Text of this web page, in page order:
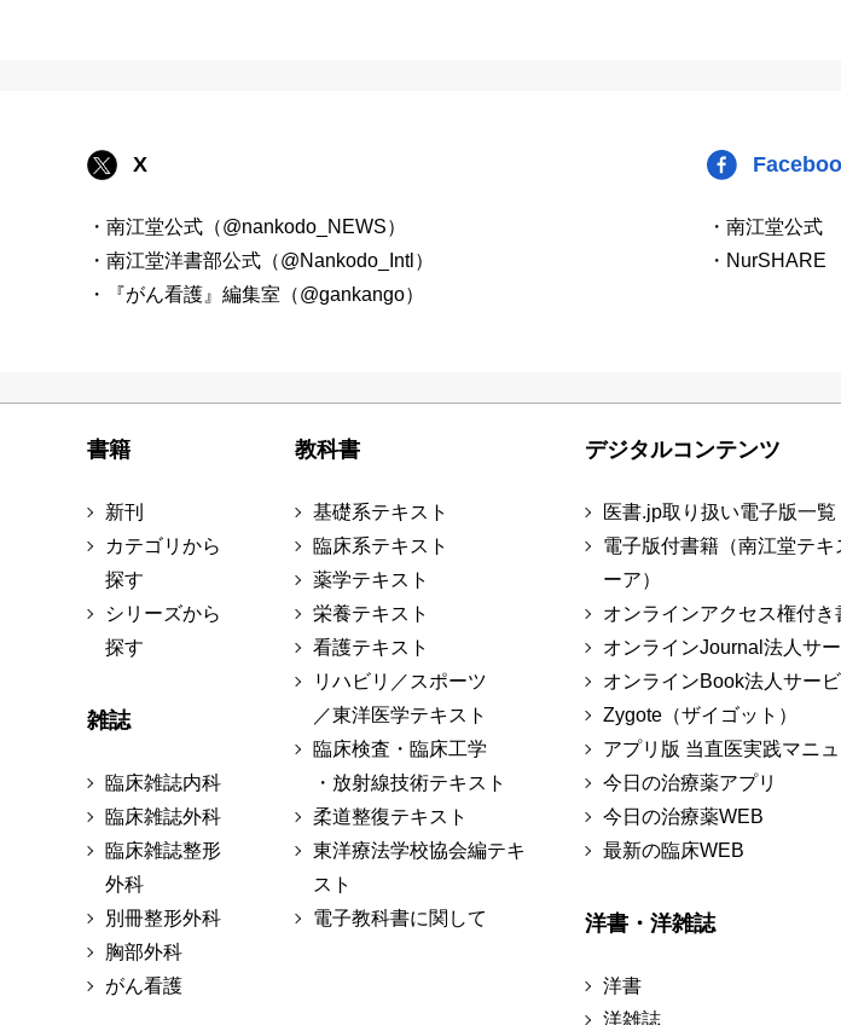
X
・南江堂公式（@nankodo_NEWS）
・南江堂洋書部公式（@Nankodo_Intl）
・『がん看護』編集室（@gankango）
・南江堂公式
・NurSHARE
書籍
新刊
カテゴリから
探す
シリーズから
探す
雑誌
臨床雑誌内科
臨床雑誌外科
臨床雑誌整形
外科
別冊整形外科
胸部外科
がん看護
教科書
基礎系テキスト
臨床系テキスト
薬学テキスト
栄養テキスト
看護テキスト
リハビリ／スポーツ
／東洋医学テキスト
臨床検査・臨床工学
・放射線技術テキスト
柔道整復テキスト
東洋療法学校協会編テキ
スト
電子教科書に関して
デジタルコンテンツ
医書.jp取り扱い電子版一覧
電子版付書籍（南江堂テキ
ーア）
オンラインアクセス権付き
オンラインJournal法人サ
オンラインBook法人サー
Zygote（ザイゴット）
アプリ版 当直医実践マニ
今日の治療薬アプリ
今日の治療薬WEB
最新の臨床WEB
洋書・洋雑誌
洋書
洋雑誌